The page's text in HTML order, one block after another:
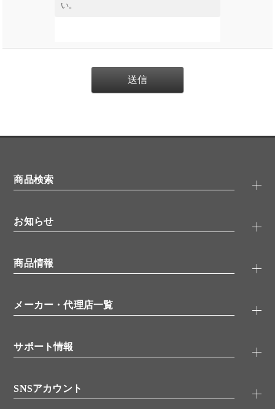
い。
商品検索
タンパク質検索
ELISA/ELISpot検索
品番検索
お知らせ
無料サンプル
ウェビナー （オンラインセミナー）
学会・展示スケジュール
商品情報
抗体
シグナル伝達
糖類／レクチン
分子生物
メーカー・代理店一覧
代理店
サポート情報
アプリケーションノート
SNSアカウント